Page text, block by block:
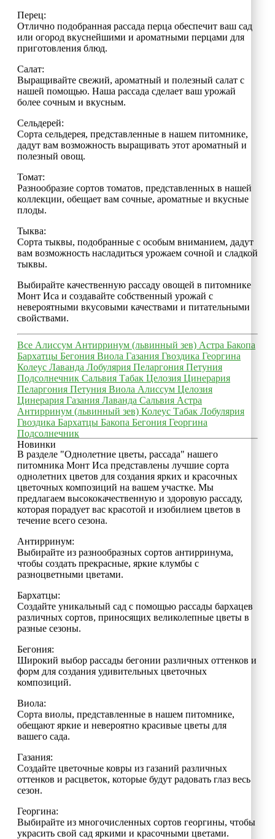
Перец:
Отлично подобранная рассада перца обеспечит ваш сад
или огород вкуснейшими и ароматными перцами для
приготовления блюд.
Салат:
Выращивайте свежий, ароматный и полезный салат с
нашей помощью. Наша рассада сделает ваш урожай
более сочным и вкусным.
Сельдерей:
Сорта сельдерея, представленные в нашем питомнике,
дадут вам возможность выращивать этот ароматный и
полезный овощ.
Томат:
Разнообразие сортов томатов, представленных в нашей
коллекции, обещает вам сочные, ароматные и вкусные
плоды.
Тыква:
Сорта тыквы, подобранные с особым вниманием, дадут
вам возможность насладиться урожаем сочной и сладкой
тыквы.
Выбирайте качественную рассаду овощей в питомнике
Монт Иса и создавайте собственный урожай с
невероятными вкусовыми качествами и питательными
свойствами.
Все Алиссум Антирринум (львинный зев) Астра Бакопа
Бархатцы Бегония Виола Газания Гвоздика Георгина
Колеус Лаванда Лобулярия Пеларгония Петуния
Подсолнечник Сальвия Табак Целозия Цинерария
Пеларгония Петуния Виола Алиссум Целозия
Цинерария Газания Лаванда Сальвия Астра
Антирринум (львинный зев) Колеус Табак Лобулярия
Гвоздика Бархатцы Бакопа Бегония Георгина
Подсолнечник
Новинки
В разделе "Однолетние цветы, рассада" нашего
питомника Монт Иса представлены лучшие сорта
однолетних цветов для создания ярких и красочных
цветочных композиций на вашем участке. Мы
предлагаем высококачественную и здоровую рассаду,
которая порадует вас красотой и изобилием цветов в
течение всего сезона.
Антирринум:
Выбирайте из разнообразных сортов антирринума,
чтобы создать прекрасные, яркие клумбы с
разноцветными цветами.
Бархатцы:
Создайте уникальный сад с помощью рассады бархацев
различных сортов, приносящих великолепные цветы в
разные сезоны.
Бегония:
Широкий выбор рассады бегонии различных оттенков и
форм для создания удивительных цветочных
композиций.
Виола:
Сорта виолы, представленные в нашем питомнике,
обещают яркие и невероятно красивые цветы для
вашего сада.
Газания:
Создайте цветочные ковры из газаний различных
оттенков и расцветок, которые будут радовать глаз весь
сезон.
Георгина:
Выбирайте из многочисленных сортов георгины, чтобы
украсить свой сад яркими и красочными цветами.